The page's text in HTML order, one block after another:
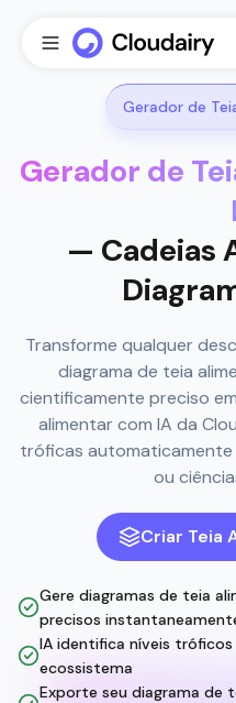
Gerador de
Gerador de
— Cadeias
Transforme qualquer
diagrama de teia
cientificamente preciso
alimentar com IA da
tróficas
ou
Criar Teia
Gere diagramas de teia
precisos
IA identifica níveis
ecossistema
Exporte seu diagrama de